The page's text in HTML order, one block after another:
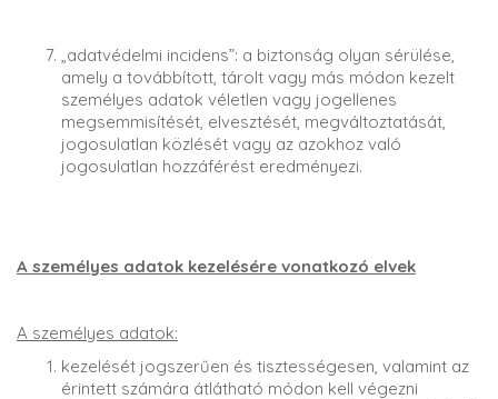
„adatvédelmi incidens”: a biztonság olyan sérülése,
amely a továbbított, tárolt vagy más módon kezelt
személyes adatok véletlen vagy jogellenes
megsemmisítését, elvesztését, megváltoztatását,
jogosulatlan közlését vagy az azokhoz való
jogosulatlan hozzáférést eredményezi.
A személyes adatok kezelésére vonatkozó elvek
A személyes adatok:
kezelését jogszerűen és tisztességesen, valamint az
érintett számára átlátható módon kell végezni